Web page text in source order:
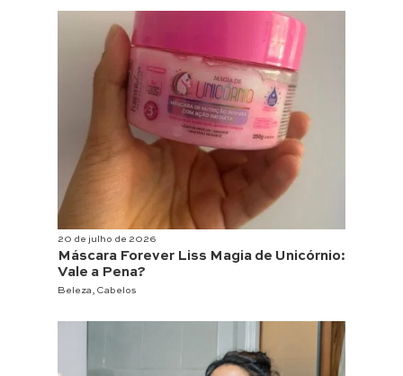
20 de julho de 2026
Máscara Forever Liss Magia de Unicórnio:
Vale a Pena?
Beleza , Cabelos